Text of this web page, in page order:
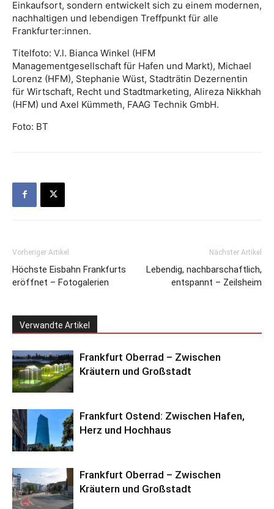
Einkaufsort, sondern entwickelt sich zu einem modernen,
nachhaltigen und lebendigen Treffpunkt für alle
Frankfurter:innen.
Titelfoto: V.l. Bianca Winkel (HFM
Managementgesellschaft für Hafen und Markt), Michael
Lorenz (HFM), Stephanie Wüst, Stadträtin Dezernentin
für Wirtschaft, Recht und Stadtmarketing, Alireza Nikkhah
(HFM) und Axel Kümmeth, FAAG Technik GmbH.
Foto: BT
Vorheriger Artikel
Höchste Eisbahn Frankfurts
eröffnet – Fotogalerien
Nächster Artikel
Lebendig, nachbarschaftlich,
entspannt – Zeilsheim
Verwandte Artikel
Frankfurt Oberrad – Zwischen
Kräutern und Großstadt
Frankfurt Ostend: Zwischen Hafen,
Herz und Hochhaus
Frankfurt Oberrad – Zwischen
Kräutern und Großstadt